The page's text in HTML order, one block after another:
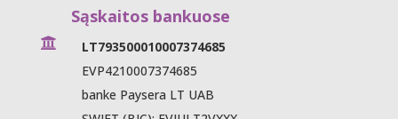
Sąskaitos bankuose

LT793500010007374685
EVP4210007374685
banke Paysera LT UAB